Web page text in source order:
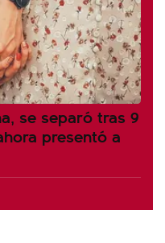
se separó tras 9
presentó a